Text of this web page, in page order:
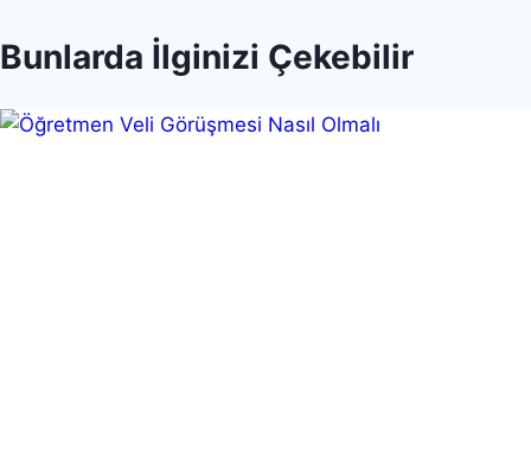
Bunlarda İlginizi Çekebilir